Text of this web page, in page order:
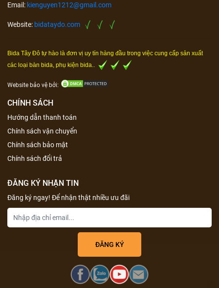
Email: kienguyen1212@gmail.com
Website: bidataydo.com
Bida Tây Đô tự hào là đơn vị uy tín hàng đầu trong việc cung cấp sản xuất
các loại bàn bida, phụ kiện bida..
Website bảo vệ bởi:
CHÍNH SÁCH
Hướng dẫn thanh toán
Chính sách vận chuyển
Chính sách bảo mật
Chính sách đổi trả
ĐĂNG KÝ NHẬN TIN
Đăng ký ngay! Để nhận thật nhiều ưu đãi